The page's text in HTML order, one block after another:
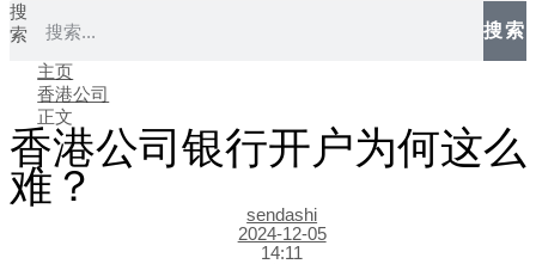
搜
索
搜索
主页
香港公司
正文
香港公司银行开户为何这么
难？
sendashi
2024-12-05
14:11